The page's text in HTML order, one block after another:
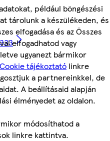
például böngészési
tárolunk a készülékeden, és
elfogadása és az Összes
elfogadhatod vagy
ugyanezt bármikor
tájékoztató linkre
a partnereinkkel, de
A beállításaid alapján
élményedet az oldalon.
módosíthatod a
linkre kattintva.